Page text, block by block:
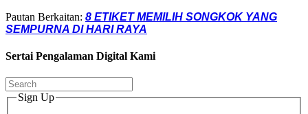
Pautan Berkaitan: 8 ETIKET MEMILIH SONGKOK YANG
SEMPURNA DI HARI RAYA
Sertai Pengalaman Digital Kami
Sign Up